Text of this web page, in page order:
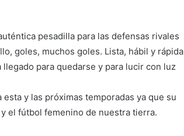
pesadilla para las defensas rivales
goles, muchos goles. Lista, hábil y rápida
llegado para quedarse y para lucir con luz
y las próximas temporadas ya que su
el fútbol femenino de nuestra tierra.